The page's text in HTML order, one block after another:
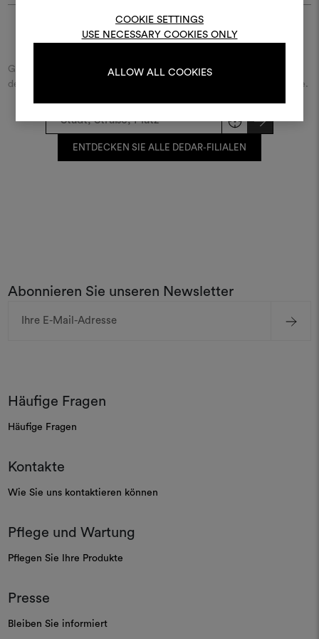
COOKIE SETTINGS
USE NECESSARY COOKIES ONLY
ALLOW ALL COOKIES
Finde Dedar
Geben Sie den Namen der Straße/des Platzes beziehungsweise
der Stadt ein und entdecken Sie den Dedar-Händler in Ihrer Nähe.
ENTDECKEN SIE ALLE DEDAR-FILIALEN
Abonnieren Sie unseren Newsletter
Mail-
Häufige Fragen
Häufige Fragen
Kontakte
Wie Sie uns kontaktieren können
Pflege und Wartung
Pflegen Sie Ihre Produkte
Presse
Bleiben Sie informiert
ANMELDUNG